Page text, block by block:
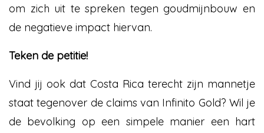
om zich uit te spreken tegen goudmijnbouw en
de negatieve impact hiervan.
Teken de petitie!
Vind jij ook dat Costa Rica terecht zijn mannetje
staat tegenover de claims van Infinito Gold? Wil je
de bevolking op een simpele manier een hart